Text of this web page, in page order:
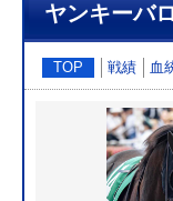
ヤンキーバ
TOP 戦績 血